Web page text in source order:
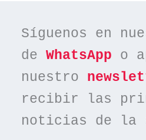
Síguenos en
de WhatsApp o
nuestro
recibir las
noticias de la